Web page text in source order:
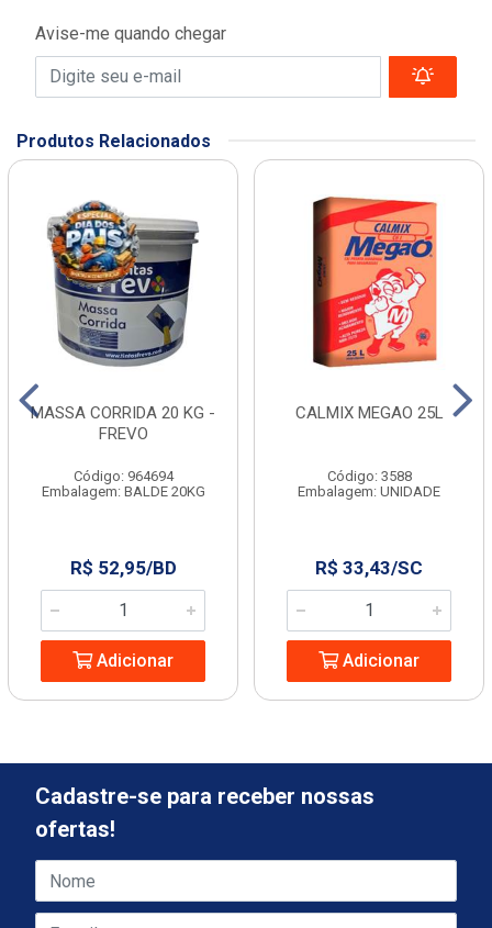
Avise-me quando chegar
Produtos Relacionados
MASSA CORRIDA 20 KG -
FREVO
Código: 964694
Embalagem: BALDE 20KG
R$ 52,95/BD
Adicionar
CALMIX MEGAO 25L
Código: 3588
Embalagem: UNIDADE
R$ 33,43/SC
Adicionar
Cadastre-se para receber nossas
ofertas!